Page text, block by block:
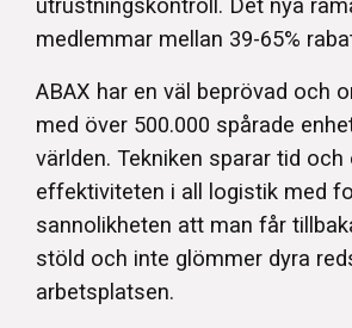
medlemmar mellan 39-65%
ABAX har en väl beprövad och
med över 500.000 spårade
världen. Tekniken sparar tid och
effektiviteten i all logistik med
sannolikheten att man får
stöld och inte glömmer dyra
arbetsplatsen.